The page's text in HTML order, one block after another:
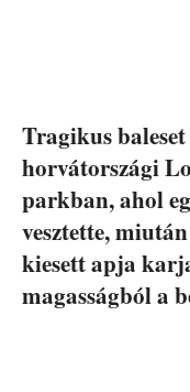
Tragikus
horvátországi
parkban, ahol
vesztette,
kiesett apja
magasságból a